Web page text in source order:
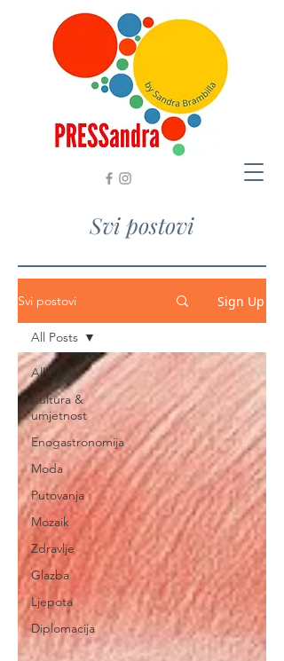
Svi postovi
Svi postovi Sign Up
All Posts
Kultura &
umjetnost
Enogastronomija
Moda
Putovanja
Mozaik
Zdravlje
Glazba
Ljepota
Diplomacija
All Posts